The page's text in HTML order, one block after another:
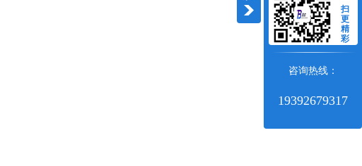
扫
更
精
彩
咨询热线：
19392679317